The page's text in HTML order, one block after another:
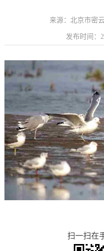
来源：北京市密
发布时间：
扫一扫在